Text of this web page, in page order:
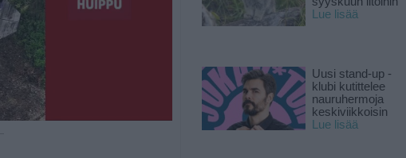
Lue lisää
Uusi stand-up -
klubi kutittelee
nauruhermoja
keskiviikkoisin
Lue lisää